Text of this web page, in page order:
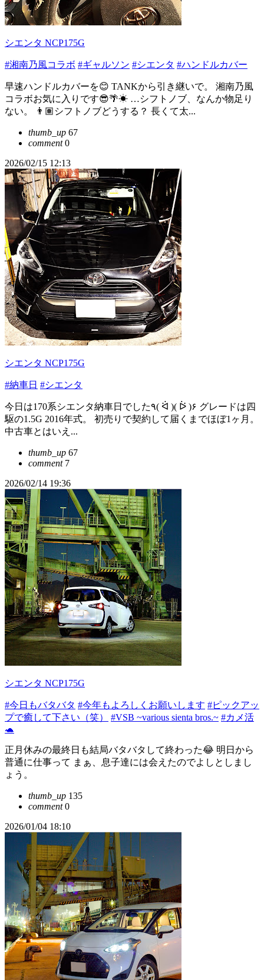
シエンタ NCP175G
#湘南乃風コラボ #ギャルソン #シエンタ #ハンドルカバー
早速ハンドルカバーを😊 TANKから引き継いで。 湘南乃風
コラボお気に入りです😎🌴☀ …シフトノブ、なんか物足り
ない。 👨🏽シフトノブどうする？ 長くて太...
thumb_up 67
comment0
2026/02/15 12:13
シエンタ NCP175G
#納車日 #シエンタ
今日は170系シエンタ納車日でした٩( ᐛ )( ᐖ )۶ グレードは四
駆の1.5G 2016年式。 初売りで契約して届くまでほぼ1ヶ月。
中古車とはいえ...
thumb_up 67
comment7
2026/02/14 19:36
シエンタ NCP175G
#今日もバタバタ #今年もよろしくお願いします #ピックアッ
プで癒して下さい（笑）
#VSB ~various sienta bros.~ #カメ活
🐢
正月休みの最終日も結局バタバタして終わった😂 明日から
普通に仕事って まぁ、息子達には会えたのでよしとしまし
ょう。
thumb_up 135
comment0
2026/01/04 18:10